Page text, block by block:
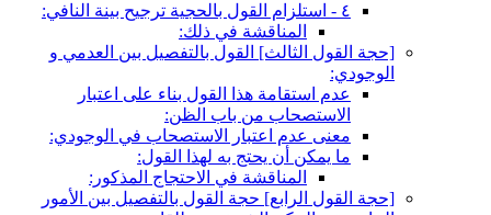
٤ - استلزام القول بالحجية ترجيح بينة النافي:
المناقشة في ذلك:
[حجة القول الثالث‏] القول بالتفصيل بين العدمي و
الوجودي:
عدم استقامة هذا القول بناء على اعتبار
الاستصحاب من باب الظن:
معنى عدم اعتبار الاستصحاب في الوجودي:
ما يمكن أن يحتج به لهذا القول:
المناقشة في الاحتجاج المذكور:
[حجة القول الرابع‏] حجة القول بالتفصيل بين الأمور